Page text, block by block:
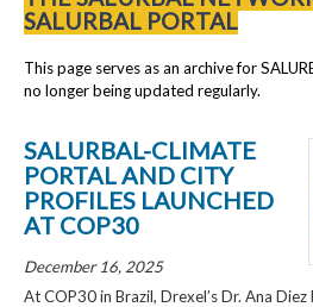
SALURBAL PORTAL
This page serves as an archive for
no longer being updated regularly.
SALURBAL-CLIMATE
PORTAL AND CITY
PROFILES LAUNCHED
AT COP30
December 16, 2025
At COP30 in Brazil, Drexel’s Dr. Ana